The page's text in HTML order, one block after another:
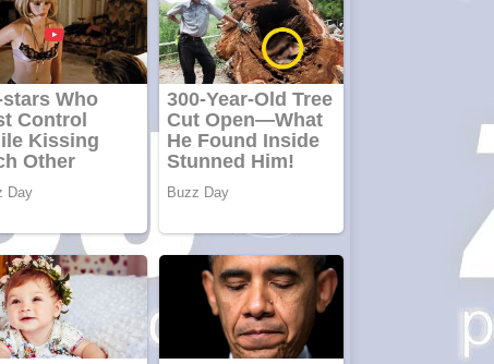
Curatare
canapele
Bucuresti.
Curatare
profesionala